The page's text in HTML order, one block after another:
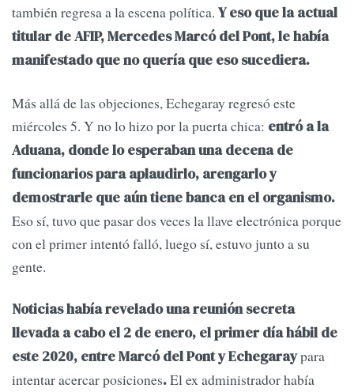
también regresa a la escena política. Y eso que la actual
titular de AFIP, Mercedes Marcó del Pont, le había
manifestado que no quería que eso sucediera.
Más allá de las objeciones, Echegaray regresó este
miércoles 5. Y no lo hizo por la puerta chica: entró a la
Aduana, donde lo esperaban una decena de
funcionarios para aplaudirlo, arengarlo y
demostrarle que aún tiene banca en el organismo.
Eso sí, tuvo que pasar dos veces la llave electrónica porque
con el primer intentó falló, luego sí, estuvo junto a su
gente.
Noticias había revelado una reunión secreta
llevada a cabo el 2 de enero, el primer día hábil de
este 2020, entre Marcó del Pont y Echegaraypara
intentar acercar posiciones.El ex administrador había